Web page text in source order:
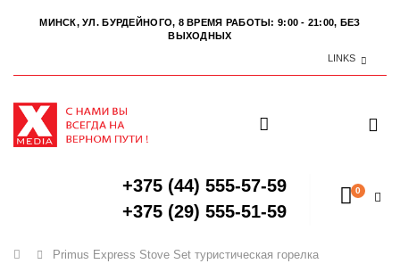
МИНСК, УЛ. БУРДЕЙНОГО, 8 ВРЕМЯ РАБОТЫ: 9:00 - 21:00, БЕЗ
ВЫХОДНЫХ
LINKS
+375 (44) 555-57-59
+375 (29) 555-51-59
0
Главная
Primus Express Stove Set туристическая горелка